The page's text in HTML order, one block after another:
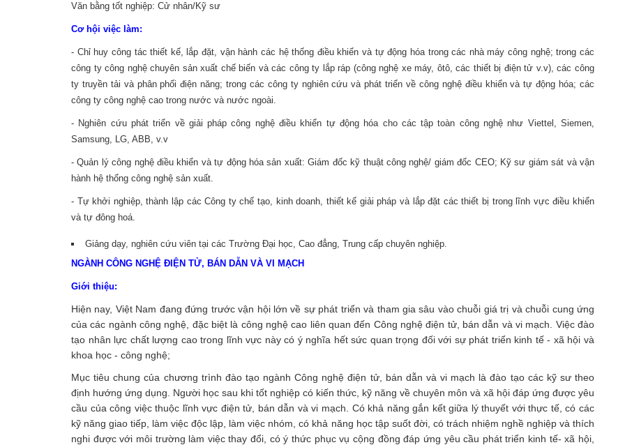
Văn bằng tốt nghiệp: Cử nhân/Kỹ sư
Cơ hội việc làm:
- Chỉ huy công tác thiết kế, lắp đặt, vận hành các hệ thống điều khiển và tự động hóa trong các nhà máy công nghệ; trong các
công ty công nghệ chuyên sản xuất chế biến và các công ty lắp ráp (công nghệ xe máy, ôtô, các thiết bị điện tử v.v), các công
ty truyền tải và phân phối điện năng; trong các công ty nghiên cứu và phát triển về công nghệ điều khiển và tự động hóa; các
công ty công nghệ cao trong nước và nước ngoài.
- Nghiên cứu phát triển về giải pháp công nghệ điều khiển tự động hóa cho các tập toàn công nghệ như Viettel, Siemen,
Samsung, LG, ABB, v.v
- Quản lý công nghệ điều khiển và tự động hóa sản xuất: Giám đốc kỹ thuật công nghệ/ giám đốc CEO; Kỹ sư giám sát và vận
hành hệ thống công nghệ sản xuất.
- Tự khởi nghiệp, thành lập các Công ty chế tạo, kinh doanh, thiết kế giải pháp và lắp đặt các thiết bị trong lĩnh vực điều khiển
và tự đông hoá.
Giảng dạy, nghiên cứu viên tại các Trường Đại học, Cao đẳng, Trung cấp chuyên nghiệp.
NGÀNH CÔNG NGHỆ ĐIỆN TỬ, BÁN DẪN VÀ VI MẠCH
Giới thiệu:
Hiện nay, Việt Nam đang đứng trước vận hội lớn về sự phát triển và tham gia sâu vào chuỗi giá trị và chuỗi cung ứng
của các ngành công nghệ, đặc biệt là công nghệ cao liên quan đến Công nghệ điện tử, bán dẫn và vi mạch. Việc đào
tạo nhân lực chất lượng cao trong lĩnh vực này có ý nghĩa hết sức quan trọng đối với sự phát triển kinh tế - xã hội và
khoa học - công nghệ;
Mục tiêu chung của chương trình đào tạo ngành Công nghệ điện tử, bán dẫn và vi mạch là đào tạo các kỹ sư theo
định hướng ứng dụng. Người học sau khi tốt nghiệp có kiến thức, kỹ năng về chuyên môn và xã hội đáp ứng được yêu
cầu của công việc thuộc lĩnh vực điện tử, bán dẫn và vi mạch. Có khả năng gắn kết giữa lý thuyết với thực tế, có các
kỹ năng giao tiếp, làm việc độc lập, làm việc nhóm, có khả năng học tập suốt đời, có trách nhiệm nghề nghiệp và thích
nghi được với môi trường làm việc thay đổi, có ý thức phục vụ cộng đồng đáp ứng yêu cầu phát triển kinh tế- xã hội,